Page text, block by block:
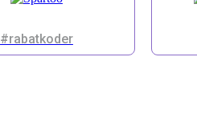
#rabatkoder